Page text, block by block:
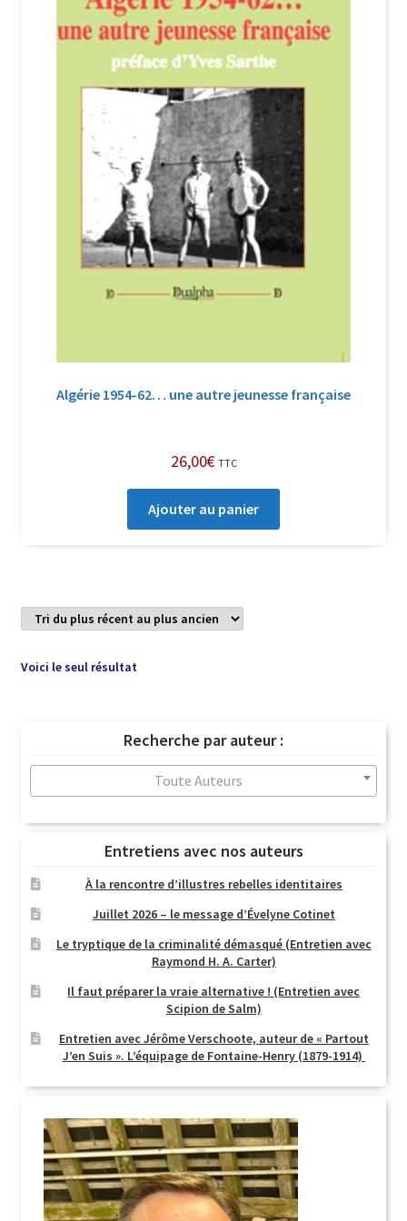
Login Customizer
Nous Contacter
Politique de confidentialité et cookies
Qui sommes-nous ?
Soutien à Philippe Randa
Suivi de la Commande
Algérie 1954-62… une autre jeunesse française
26,00€ TTC
Ajouter au panier
Voici le seul résultat
Recherche par auteur :
Toute Auteurs
Entretiens avec nos auteurs
À la rencontre d’illustres rebelles identitaires
Juillet 2026 – le message d’Évelyne Cotinet
Le tryptique de la criminalité démasqué (Entretien avec
Raymond H. A. Carter)
Il faut préparer la vraie alternative ! (Entretien avec
Scipion de Salm)
Entretien avec Jérôme Verschoote, auteur de « Partout
J’en Suis ». L’équipage de Fontaine-Henry (1879-1914)